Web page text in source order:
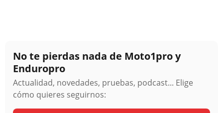
No te pierdas nada de Moto1pro y
Enduropro
Actualidad, novedades, pruebas, podcast... Elige
cómo quieres seguirnos: